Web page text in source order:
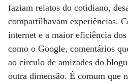
faziam relatos do cotidiano,
compartilhavam experiências.
internet e a maior eficiência
como o Google, comentários
ao círculo de amizades do
outra dimensão. É comum que